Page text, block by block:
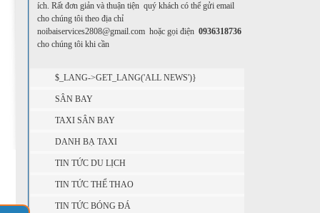
ích. Rất đơn giản và thuận tiện quý khách có thể gửi email
cho chúng tôi theo địa chỉ
noibaiservices2808@gmail.com hoặc gọi điện 0936318736
cho chúng tôi khi cần
$_LANG->GET_LANG('ALL NEWS')}
SÂN BAY
TAXI SÂN BAY
DANH BẠ TAXI
TIN TỨC DU LỊCH
TIN TỨC THỂ THAO
TIN TỨC BÓNG ĐÁ